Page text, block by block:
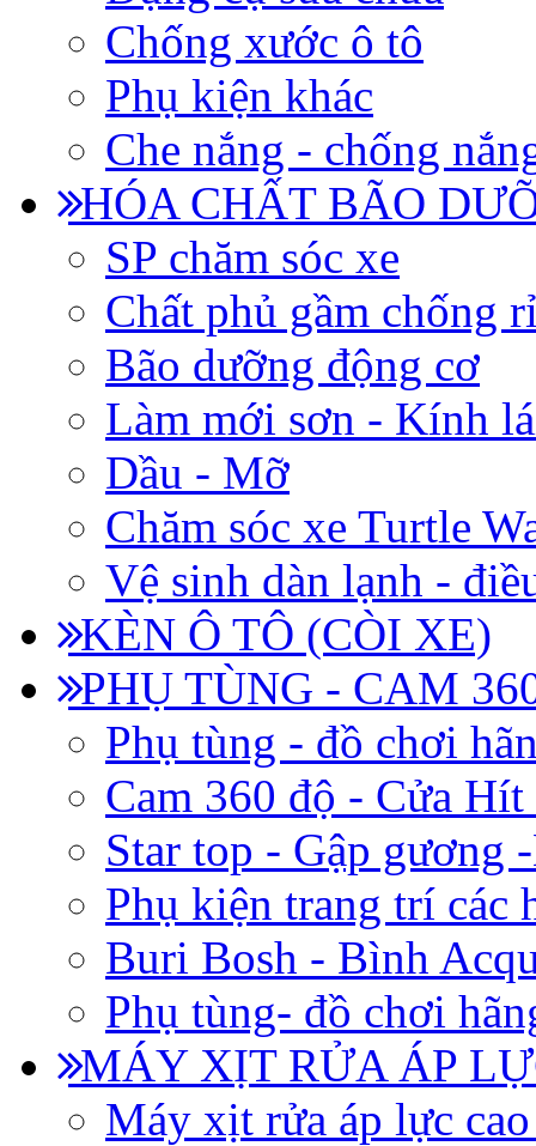
Chống xước ô tô
Phụ kiện khác
Che nắng - chống
HÓA CHẤT BÃO
SP chăm sóc xe
Chất phủ gầm chống
Bão dưỡng động cơ
Làm mới sơn - Kính
Dầu - Mỡ
Chăm sóc xe Turtle
Vệ sinh dàn lạnh -
KÈN Ô TÔ (CÒI XE)
PHỤ TÙNG - CAM
Phụ tùng - đồ chơi
Cam 360 độ - Cửa
Star top - Gập gương
Phụ kiện trang trí các
Buri Bosh - Bình
Phụ tùng- đồ chơi
MÁY XỊT RỬA ÁP
Máy xịt rửa áp lực